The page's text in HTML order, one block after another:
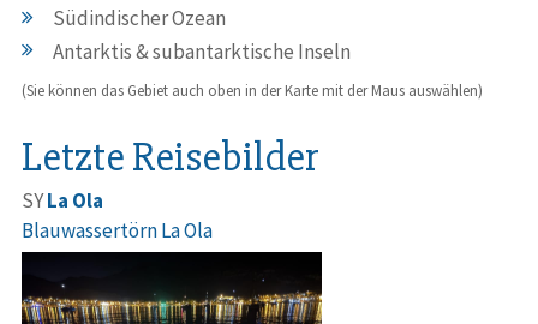
Südindischer Ozean
Antarktis & subantarktische Inseln
(Sie können das Gebiet auch oben in der Karte mit der Maus auswählen)
Letzte Reisebilder
SYLa Ola
Blauwassertörn La Ola